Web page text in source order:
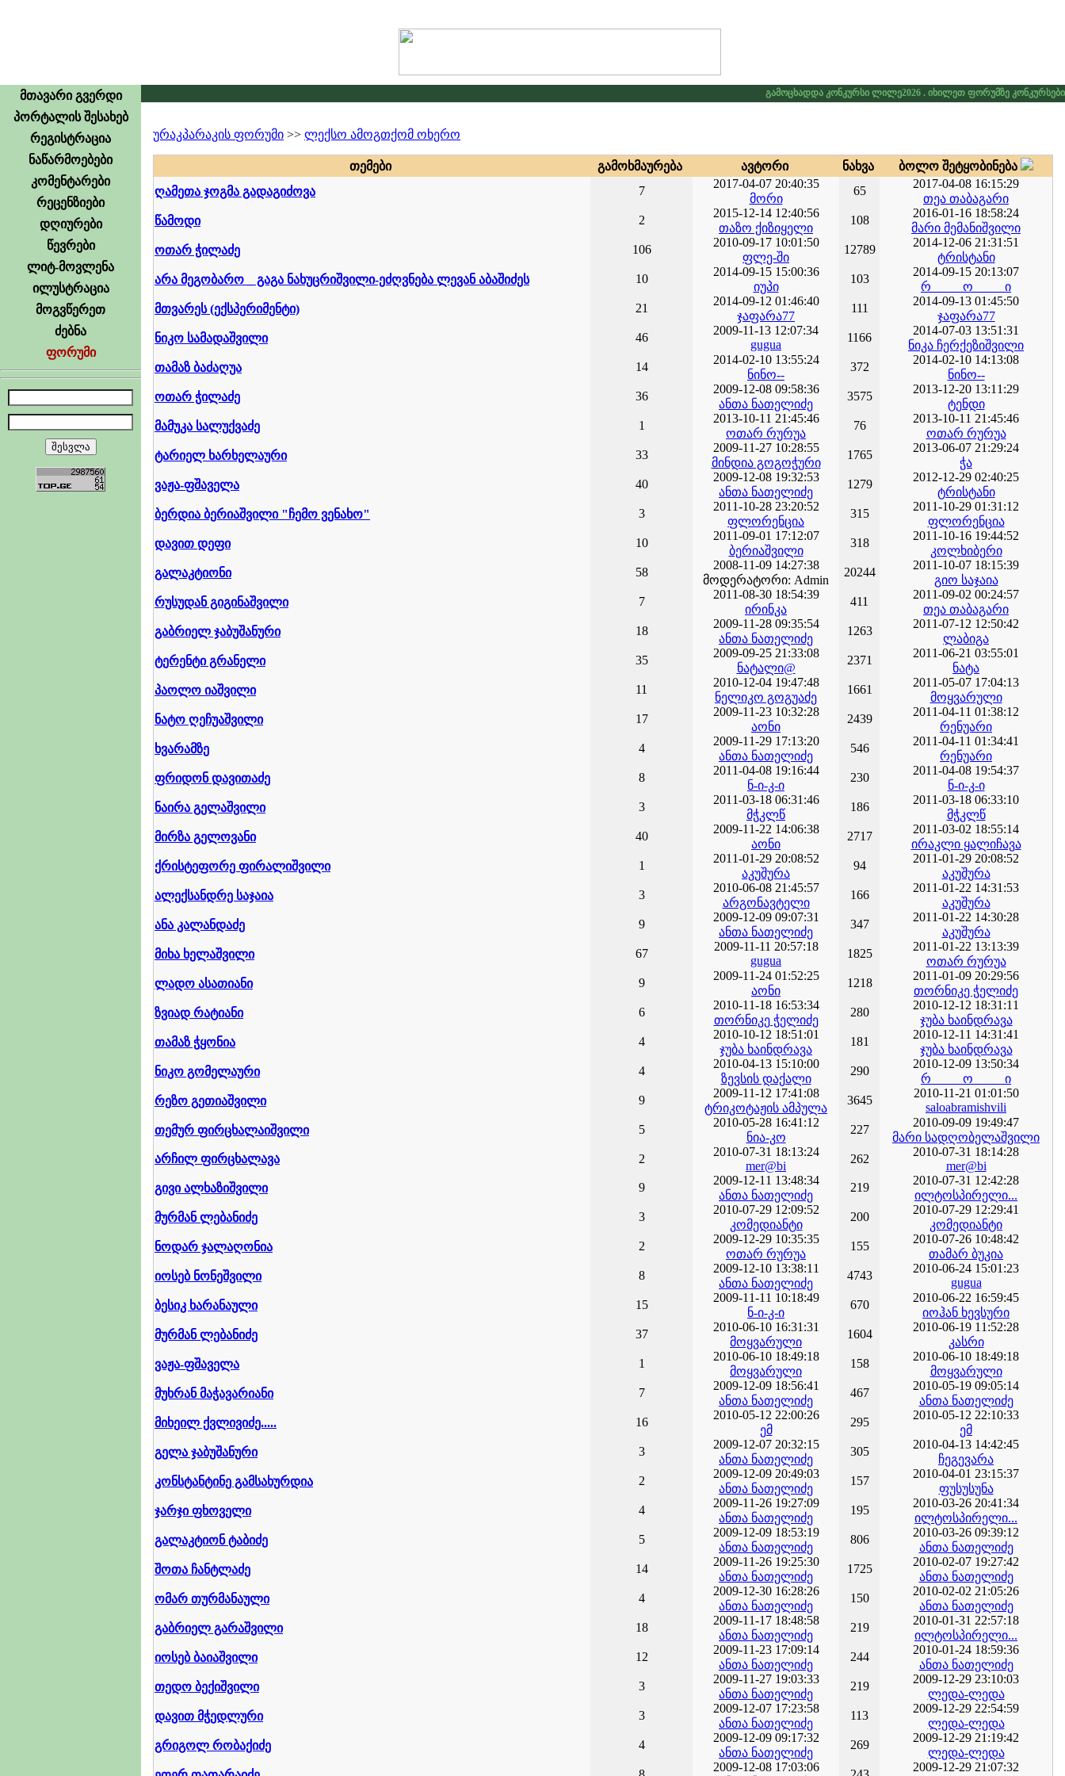
მთავარი გვერდი
პორტალის შესახებ
რეგისტრაცია
ნაწარმოებები
კომენტარები
რეცენზიები
დღიურები
წევრები
ლიტ-მოვლენა
ილუსტრაცია
მოგვწერეთ
ძებნა
ფორუმი
გამოცხადდა კონკურსი ლილე2026 . იხილეთ ფორუმზე კონკურსების
ურაკპარაკის ფორუმი >> ლექსო ამოგთქომ ოხერო
თე­მე­ბი გა­მოხ­მა­უ­რე­ბა ავ­ტო­რი ნახ­ვა
ბო­ლო შე­ტყო­ბი­ნე­ბა
ღამეთა ჯოგმა გადაგიძოვა
7
2017-04-07 20:40:35
მორი
65
2017-04-08 16:15:29
თეა თაბაგარი
წამოდი
2
2015-12-14 12:40:56
თაზო ქიზიყელი
108
2016-01-16 18:58:24
მარი მემანიშვილი
ოთარ ჭილაძე
106
2010-09-17 10:01:50
ფლე-ში
12789
2014-12-06 21:31:51
ტრისტანი
არა მეგობარო _ გაგა ნახუცრიშვილი-ეძღვნება ლევან აბაშიძეს
10
2014-09-15 15:00:36
იუპი
103
2014-09-15 20:13:07
რ_____ო_____ი
მთვარეს (ექსპერიმენტი)
21
2014-09-12 01:46:40
ჯაფარა77
111
2014-09-13 01:45:50
ჯაფარა77
ნიკო სამადაშვილი
46
2009-11-13 12:07:34
gugua
1166
2014-07-03 13:51:31
ნიკა ჩერქეზიშვილი
თამაზ ბაძაღუა
14
2014-02-10 13:55:24
ნინო--
372
2014-02-10 14:13:08
ნინო--
ოთარ ჭილაძე
36
2009-12-08 09:58:36
ანთა ნათელიძე
3575
2013-12-20 13:11:29
ტენდი
მამუკა სალუქვაძე
1
2013-10-11 21:45:46
ოთარ რურუა
76
2013-10-11 21:45:46
ოთარ რურუა
ტარიელ ხარხელაური
33
2009-11-27 10:28:55
მინდია გოგოჭური
1765
2013-06-07 21:29:24
ჭა
ვაჟა-ფშაველა
40
2009-12-08 19:32:53
ანთა ნათელიძე
1279
2012-12-29 02:40:25
ტრისტანი
ბერდია ბერიაშვილი "ჩემო ვენახო"
3
2011-10-28 23:20:52
ფლორენცია
315
2011-10-29 01:31:12
ფლორენცია
დავით დეფი
10
2011-09-01 17:12:07
ბერიაშვილი
318
2011-10-16 19:44:52
კოლხიბერი
გალაკტიონი
58
2008-11-09 14:27:38
მოდერატორი: Admin
20244
2011-10-07 18:15:39
გიო საჯაია
რუსუდან გიგინაშვილი
7
2011-08-30 18:54:39
ირინკა
411
2011-09-02 00:24:57
თეა თაბაგარი
გაბრიელ ჯაბუშანური
18
2009-11-28 09:35:54
ანთა ნათელიძე
1263
2011-07-12 12:50:42
ლაბიგა
ტერენტი გრანელი
35
2009-09-25 21:33:08
ნატალი@
2371
2011-06-21 03:55:01
ნატა
პაოლო იაშვილი
11
2010-12-04 19:47:48
ნელიკო გოგუაძე
1661
2011-05-07 17:04:13
მოყვარული
ნატო ღეჩუაშვილი
17
2009-11-23 10:32:28
აონი
2439
2011-04-11 01:38:12
რენუარი
ხვარამზე
4
2009-11-29 17:13:20
ანთა ნათელიძე
546
2011-04-11 01:34:41
რენუარი
ფრიდონ დავითაძე
8
2011-04-08 19:16:44
ნ-ი-კ-ი
230
2011-04-08 19:54:37
ნ-ი-კ-ი
ნაირა გელაშვილი
3
2011-03-18 06:31:46
მჭკლწ
186
2011-03-18 06:33:10
მჭკლწ
მირზა გელოვანი
40
2009-11-22 14:06:38
აონი
2717
2011-03-02 18:55:14
ირაკლი ყალიჩავა
ქრისტეფორე ფირალიშვილი
1
2011-01-29 20:08:52
აკუშურა
94
2011-01-29 20:08:52
აკუშურა
ალექსანდრე საჯაია
3
2010-06-08 21:45:57
არგონავტელი
166
2011-01-22 14:31:53
აკუშურა
ანა კალანდაძე
9
2009-12-09 09:07:31
ანთა ნათელიძე
347
2011-01-22 14:30:28
აკუშურა
მიხა ხელაშვილი
67
2009-11-11 20:57:18
gugua
1825
2011-01-22 13:13:39
ოთარ რურუა
ლადო ასათიანი
9
2009-11-24 01:52:25
აონი
1218
2011-01-09 20:29:56
თორნიკე ჭელიძე
ზვიად რატიანი
6
2010-11-18 16:53:34
თორნიკე ჭელიძე
280
2010-12-12 18:31:11
ჯუბა ხაინდრავა
თამაზ ჭყონია
4
2010-10-12 18:51:01
ჯუბა ხაინდრავა
181
2010-12-11 14:31:41
ჯუბა ხაინდრავა
ნიკო გომელაური
4
2010-04-13 15:10:00
ზევსის დაქალი
290
2010-12-09 13:50:34
რ_____ო_____ი
რეზო გეთიაშვილი
9
2009-11-12 17:41:08
ტრიკოტაჟის ამპულა
3645
2010-11-21 01:01:50
saloabramishvili
თემურ ფირცხალაიშვილი
5
2010-05-28 16:41:12
ნია-კო
227
2010-09-09 19:49:47
მარი სადღობელაშვილი
არჩილ ფირცხალავა
2
2010-07-31 18:13:24
mer@bi
262
2010-07-31 18:14:28
mer@bi
გივი ალხაზიშვილი
9
2009-12-11 13:48:34
ანთა ნათელიძე
219
2010-07-31 12:42:28
ილტოსპირელი...
მურმან ლებანიძე
3
2010-07-29 12:09:52
კომედიანტი
200
2010-07-29 12:29:41
კომედიანტი
ნოდარ ჯალაღონია
2
2009-12-29 10:35:35
ოთარ რურუა
155
2010-07-26 10:48:42
თამარ ბუკია
იოსებ ნონეშვილი
8
2009-12-10 13:38:11
ანთა ნათელიძე
4743
2010-06-24 15:01:23
gugua
ბესიკ ხარანაული
15
2009-11-11 10:18:49
ნ-ი-კ-ი
670
2010-06-22 16:59:45
იოჰან ხევსური
მურმან ლებანიძე
37
2010-06-10 16:31:31
მოყვარული
1604
2010-06-19 11:52:28
კასრი
ვაჟა-ფშაველა
1
2010-06-10 18:49:18
მოყვარული
158
2010-06-10 18:49:18
მოყვარული
მუხრან მაჭავარიანი
7
2009-12-09 18:56:41
ანთა ნათელიძე
467
2010-05-19 09:05:14
ანთა ნათელიძე
მიხეილ ქვლივიძე.....
16
2010-05-12 22:00:26
ემ
295
2010-05-12 22:10:33
ემ
გელა ჯაბუშანური
3
2009-12-07 20:32:15
ანთა ნათელიძე
305
2010-04-13 14:42:45
ჩეგევარა
კონსტანტინე გამსახურდია
2
2009-12-09 20:49:03
ანთა ნათელიძე
157
2010-04-01 23:15:37
ფუსუსუნა
ჯარჯი ფხოველი
4
2009-11-26 19:27:09
ანთა ნათელიძე
195
2010-03-26 20:41:34
ილტოსპირელი...
გალაკტიონ ტაბიძე
5
2009-12-09 18:53:19
ანთა ნათელიძე
806
2010-03-26 09:39:12
ანთა ნათელიძე
შოთა ჩანტლაძე
14
2009-11-26 19:25:30
ანთა ნათელიძე
1725
2010-02-07 19:27:42
ანთა ნათელიძე
ომარ თურმანაული
4
2009-12-30 16:28:26
ანთა ნათელიძე
150
2010-02-02 21:05:26
ანთა ნათელიძე
გაბრიელ გარაშვილი
18
2009-11-17 18:48:58
ანთა ნათელიძე
219
2010-01-31 22:57:18
ილტოსპირელი...
იოსებ ბაიაშვილი
12
2009-11-23 17:09:14
ანთა ნათელიძე
244
2010-01-24 18:59:36
ანთა ნათელიძე
თედო ბექიშვილი
3
2009-11-27 19:03:33
ანთა ნათელიძე
219
2009-12-29 23:10:03
ლედა-ლედა
დავით მჭედლური
3
2009-12-07 17:23:58
ანთა ნათელიძე
113
2009-12-29 22:54:59
ლედა-ლედა
გრიგოლ რობაქიძე
4
2009-12-09 09:17:32
ანთა ნათელიძე
269
2009-12-29 21:19:42
ლედა-ლედა
2009-12-08 17:03:06
2009-12-29 21:07:32